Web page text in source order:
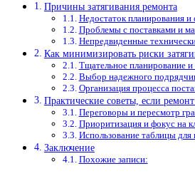
Причины затягивания ремонта
Недостаток планирования и
Проблемы с поставками и
Непредвиденные
Как минимизировать риски
Тщательное планирование и
Выбор надежного
Организация процесса
Практические советы, если
Переговоры и пересмотр
Приоритизация и фокус на
Использование таблицы
Заключение
Похожие записи: